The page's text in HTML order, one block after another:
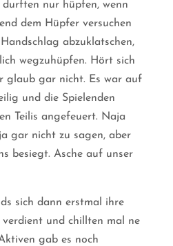
nur hüpfen, wenn
dem Hüpfer versuchen
abzuklatschen,
wegzuhüpfen. Hört sich
glaub gar nicht. Es war auf
und die Spielenden
Teilis angefeuert. Naja
gar nicht zu sagen, aber
besiegt. Asche auf unser
sich dann erstmal ihre
und chillten mal ne
gab es noch